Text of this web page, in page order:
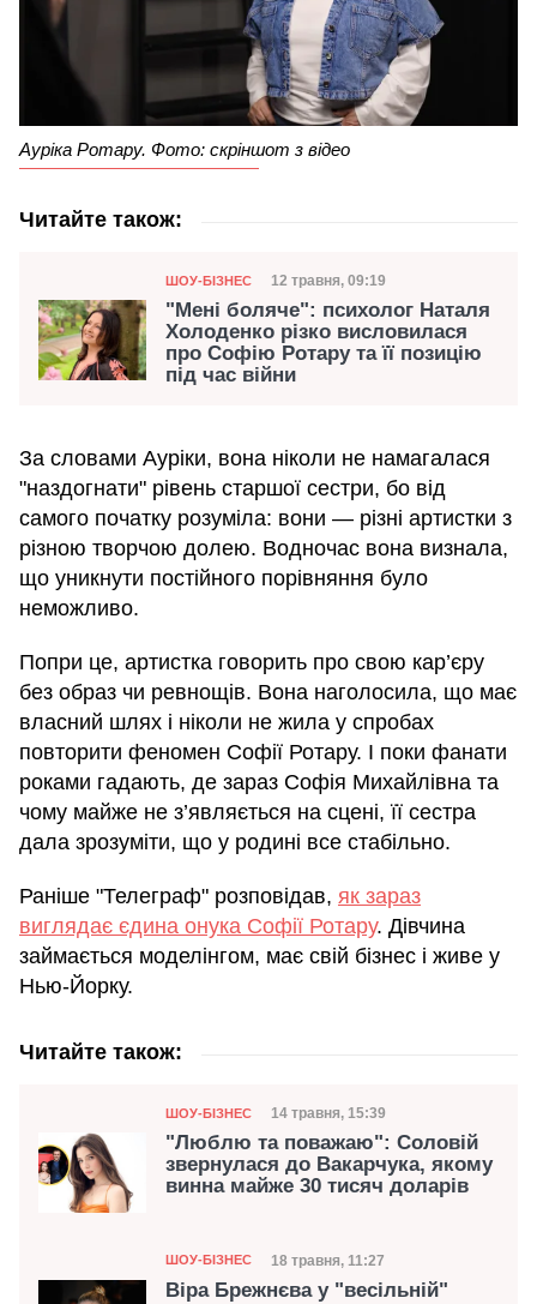
Ауріка Ротару. Фото: скріншот з відео
Читайте також:
Категорія
ШОУ-БІЗНЕС Дата публікації
12 травня, 09:19
"Мені боляче": психолог Наталя
Холоденко різко висловилася
про Софію Ротару та її позицію
під час війни
За словами Ауріки, вона ніколи не намагалася
"наздогнати" рівень старшої сестри, бо від
самого початку розуміла: вони — різні артистки з
різною творчою долею. Водночас вона визнала,
що уникнути постійного порівняння було
неможливо.
Попри це, артистка говорить про свою кар’єру
без образ чи ревнощів. Вона наголосила, що має
власний шлях і ніколи не жила у спробах
повторити феномен Софії Ротару. І поки фанати
роками гадають, де зараз Софія Михайлівна та
чому майже не з’являється на сцені, її сестра
дала зрозуміти, що у родині все стабільно.
Раніше "Телеграф" розповідав, як зараз
виглядає єдина онука Софії Ротару. Дівчина
займається моделінгом, має свій бізнес і живе у
Нью-Йорку.
Читайте також:
Категорія
ШОУ-БІЗНЕС Дата публікації
14 травня, 15:39
"Люблю та поважаю": Соловій
звернулася до Вакарчука, якому
винна майже 30 тисяч доларів
Категорія
ШОУ-БІЗНЕС Дата публікації
18 травня, 11:27
Віра Брежнєва у "весільній"